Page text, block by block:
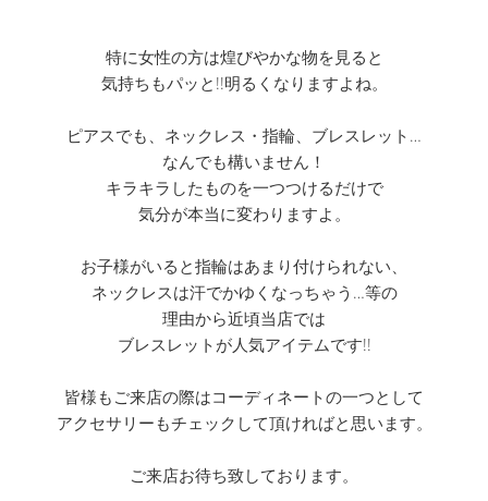
特に女性の方は煌びやかな物を見ると
気持ちもパッと!!明るくなりますよね。
ピアスでも、ネックレス・指輪、ブレスレット…
なんでも構いません！
キラキラしたものを一つつけるだけで
気分が本当に変わりますよ。
お子様がいると指輪はあまり付けられない、
ネックレスは汗でかゆくなっちゃう…等の
理由から近頃当店では
ブレスレットが人気アイテムです!!
皆様もご来店の際はコーディネートの一つとして
アクセサリーもチェックして頂ければと思います。
ご来店お待ち致しております。